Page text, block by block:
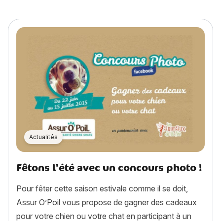
Actualités
Fêtons l’été avec un concours photo !
Pour fêter cette saison estivale comme il se doit,
Assur O’Poil vous propose de gagner des cadeaux
pour votre chien ou votre chat en participant à un